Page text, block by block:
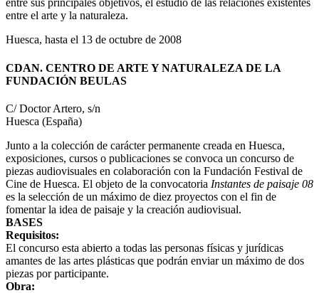
entre sus principales objetivos, el estudio de las relaciones existentes
entre el arte y la naturaleza.
Huesca, hasta el 13 de octubre de 2008
CDAN. CENTRO DE ARTE Y NATURALEZA DE LA
FUNDACIÓN BEULAS
C/ Doctor Artero, s/n
Huesca (España)
Junto a la colección de carácter permanente creada en Huesca,
exposiciones, cursos o publicaciones se convoca un concurso de
piezas audiovisuales en colaboración con la Fundación Festival de
Cine de Huesca. El objeto de la convocatoria Instantes de paisaje 08
es la selección de un máximo de diez proyectos con el fin de
fomentar la idea de paisaje y la creación audiovisual.
BASES
Requisitos:
El concurso esta abierto a todas las personas físicas y jurídicas
amantes de las artes plásticas que podrán enviar un máximo de dos
piezas por participante.
Obra: